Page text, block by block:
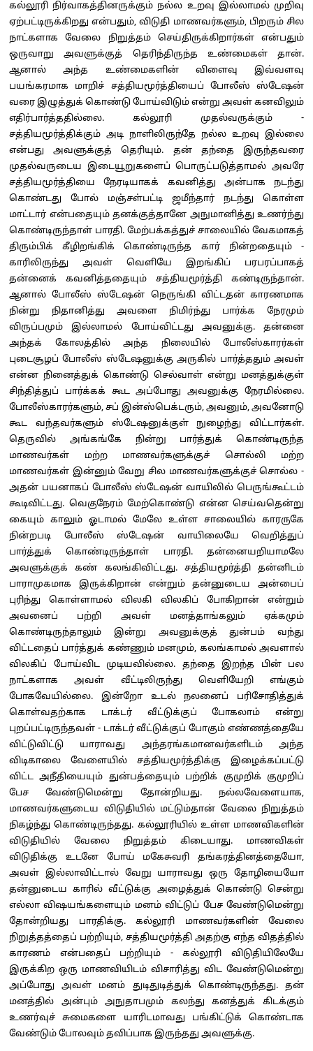
கல்லூரி நிர்வாகத்தினருக்கும் நல்ல உறவு இல்லாமல் முறிவு
ஏற்பட்டிருக்கிறது என்பதும், விடுதி மாணவர்களும், பிறரும் சில
நாட்களாக வேலை நிறுத்தம் செய்திருக்கிறார்கள் என்பதும்
ஒருவாறு அவளுக்குத் தெரிந்திருந்த உண்மைகள் தான்.
ஆனால் அந்த உண்மைகளின் விளைவு இவ்வளவு
பயங்கரமாக மாறிச் சத்தியமூர்த்தியைப் போலீஸ் ஸ்டேஷன்
வரை இழுத்துக் கொண்டு போய்விடும் என்று அவள் கனவிலும்
எதிர்பார்த்ததில்லை. கல்லூரி முதல்வருக்கும் -
சத்தியமூர்த்திக்கும் அடி நாளிலிருந்தே நல்ல உறவு இல்லை
என்பது அவளுக்குத் தெரியும். தன் தந்தை இருந்தவரை
முதல்வருடைய இடையூறுகளைப் பொருட்படுத்தாமல் அவரே
சத்தியமூர்த்தியை நேரடியாகக் கவனித்து அன்பாக நடந்து
கொண்டது போல் மஞ்சள்பட்டி ஜமீந்தார் நடந்து கொள்ள
மாட்டார் என்பதையும் தனக்குத்தானே அநுமானித்து உணர்ந்து
கொண்டிருந்தாள் பாரதி. மேற்பக்கத்துச் சாலையில் வேகமாகத்
திரும்பிக் கீழிறங்கிக் கொண்டிருந்த கார் நின்றதையும் -
காரிலிருந்து அவள் வெளியே இறங்கிப் பரபரப்பாகத்
தன்னைக் கவனித்ததையும் சத்தியமூர்த்தி கண்டிருந்தான்.
ஆனால் போலீஸ் ஸ்டேஷன் நெருங்கி விட்டதன் காரணமாக
நின்று நிதானித்து அவளை நிமிர்ந்து பார்க்க நேரமும்
விருப்பமும் இல்லாமல் போய்விட்டது அவனுக்கு. தன்னை
அந்தக் கோலத்தில் அந்த நிலையில் போலீஸ்காரர்கள்
புடைசூழப் போலீஸ் ஸ்டேஷனுக்கு அருகில் பார்த்ததும் அவள்
என்ன நினைத்துக் கொண்டு செல்வாள் என்று மனத்துக்குள்
சிந்தித்துப் பார்க்கக் கூட அப்போது அவனுக்கு நேரமில்லை.
போலீஸ்காரர்களும், சப் இன்ஸ்பெக்டரும், அவனும், அவனோடு
கூட வந்தவர்களும் ஸ்டேஷனுக்குள் நுழைந்து விட்டார்கள்.
தெருவில் அங்கங்கே நின்று பார்த்துக் கொண்டிருந்த
மாணவர்கள் மற்ற மாணவர்களுக்குச் சொல்லி மற்ற
மாணவர்கள் இன்னும் வேறு சில மாணவர்களுக்குச் சொல்ல -
அதன் பயனாகப் போலீஸ் ஸ்டேஷன் வாயிலில் பெருங்கூட்டம்
கூடிவிட்டது. வெகுநேரம் மேற்கொண்டு என்ன செய்வதென்று
கையும் காலும் ஓடாமல் மேலே உள்ள சாலையில் காரருகே
நின்றபடி போலீஸ் ஸ்டேஷன் வாயிலையே வெறித்துப்
பார்த்துக் கொண்டிருந்தாள் பாரதி. தன்னையறியாமலே
அவளுக்குக் கண் கலங்கிவிட்டது. சத்தியமூர்த்தி தன்னிடம்
பாராமுகமாக இருக்கிறான் என்றும் தன்னுடைய அன்பைப்
புரிந்து கொள்ளாமல் விலகி விலகிப் போகிறான் என்றும்
அவனைப் பற்றி அவள் மனத்தாங்கலும் ஏக்கமும்
கொண்டிருந்தாலும் இன்று அவனுக்குத் துன்பம் வந்து
விட்டதைப் பார்த்துக் கண்ணும் மனமும், கலங்காமல் அவளால்
விலகிப் போய்விட முடியவில்லை. தந்தை இறந்த பின் பல
நாட்களாக அவள் வீட்டிலிருந்து வெளியேறி எங்கும்
போகவேயில்லை. இன்றோ உடல் நலனைப் பரிசோதித்துக்
கொள்வதற்காக டாக்டர் வீட்டுக்குப் போகலாம் என்று
புறப்பட்டிருந்தவள் - டாக்டர் வீட்டுக்குப் போகும் எண்ணத்தையே
விட்டுவிட்டு யாராவது அந்தரங்கமானவர்களிடம் அந்த
விடிகாலை வேளையில் சத்தியமூர்த்திக்கு இழைக்கப்பட்டு
விட்ட அநீதியையும் துன்பத்தையும் பற்றிக் குமுறிக் குமுறிப்
பேச வேண்டுமென்று தோன்றியது. நல்லவேளையாக,
மாணவர்களுடைய விடுதியில் மட்டும்தான் வேலை நிறுத்தம்
நிகழ்ந்து கொண்டிருந்தது. கல்லூரியில் உள்ள மாணவிகளின்
விடுதியில் வேலை நிறுத்தம் கிடையாது. மாணவிகள்
விடுதிக்கு உடனே போய் மகேசுவரி தங்கரத்தினத்தையோ,
அவள் இல்லாவிட்டால் வேறு யாராவது ஒரு தோழியையோ
தன்னுடைய காரில் வீட்டுக்கு அழைத்துக் கொண்டு சென்று
எல்லா விஷயங்களையும் மனம் விட்டுப் பேச வேண்டுமென்று
தோன்றியது பாரதிக்கு. கல்லூரி மாணவர்களின் வேலை
நிறுத்தத்தைப் பற்றியும், சத்தியமூர்த்தி அதற்கு எந்த விதத்தில்
காரணம் என்பதைப் பற்றியும் - கல்லூரி விடுதியிலேயே
இருக்கிற ஒரு மாணவியிடம் விசாரித்து விட வேண்டுமென்று
அப்போது அவள் மனம் துடிதுடித்துக் கொண்டிருந்தது. தன்
மனத்தில் அன்பும் அநுதாபமும் கலந்து கனத்துக் கிடக்கும்
உணர்வுச் சுமைகளை யாரிடமாவது பங்கிட்டுக் கொண்டாக
வேண்டும் போலவும் தவிப்பாக இருந்தது அவளுக்கு.